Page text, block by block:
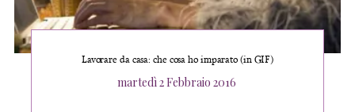
Lavorare da casa: che cosa ho imparato (in GIF)
Posted
martedì 2 Febbraio 2016